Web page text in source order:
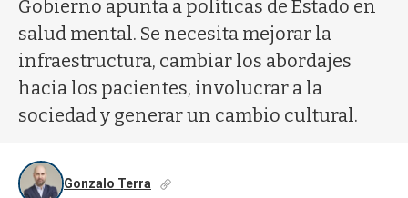
Gobierno apunta a políticas de Estado en
salud mental. Se necesita mejorar la
infraestructura, cambiar los abordajes
hacia los pacientes, involucrar a la
sociedad y generar un cambio cultural.
Gonzalo Terra